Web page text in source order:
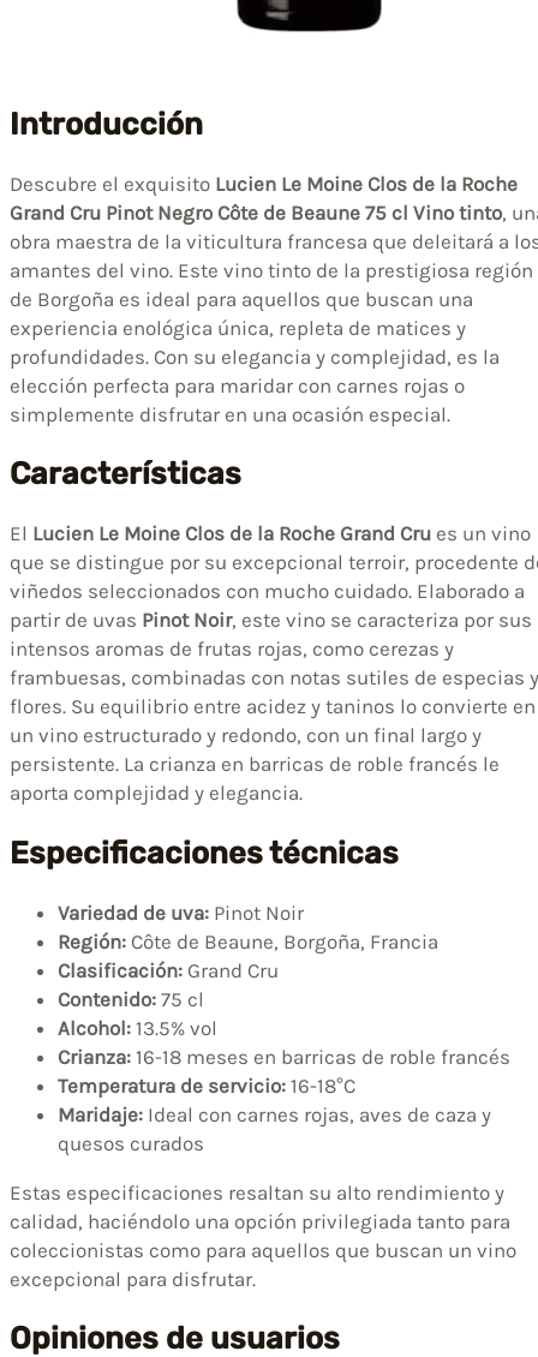
Introducción
Descubre el exquisito Lucien Le Moine Clos de la Roche
Grand Cru Pinot Negro Côte de Beaune 75 cl Vino tinto,
obra maestra de la viticultura francesa que deleitará a
amantes del vino. Este vino tinto de la prestigiosa región
de Borgoña es ideal para aquellos que buscan una
experiencia enológica única, repleta de matices y
profundidades. Con su elegancia y complejidad, es la
elección perfecta para maridar con carnes rojas o
simplemente disfrutar en una ocasión especial.
Características
El Lucien Le Moine Clos de la Roche Grand Cru es un vino
que se distingue por su excepcional terroir, procedente
viñedos seleccionados con mucho cuidado. Elaborado a
partir de uvas Pinot Noir, este vino se caracteriza por sus
intensos aromas de frutas rojas, como cerezas y
frambuesas, combinadas con notas sutiles de especias y
flores. Su equilibrio entre acidez y taninos lo convierte en
un vino estructurado y redondo, con un final largo y
persistente. La crianza en barricas de roble francés le
aporta complejidad y elegancia.
Especificaciones técnicas
Variedad de uva: Pinot Noir
Región: Côte de Beaune, Borgoña, Francia
Clasificación: Grand Cru
Contenido: 75 cl
Alcohol: 13.5% vol
Crianza: 16-18 meses en barricas de roble francés
Temperatura de servicio: 16-18°C
Maridaje: Ideal con carnes rojas, aves de caza y
quesos curados
Estas especificaciones resaltan su alto rendimiento y
calidad, haciéndolo una opción privilegiada tanto para
coleccionistas como para aquellos que buscan un vino
excepcional para disfrutar.
Opiniones de usuarios